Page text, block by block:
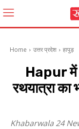
Home उत्तर प्रदेश हापुड़
Hapur में
रथयात्रा
Khabarwala 24